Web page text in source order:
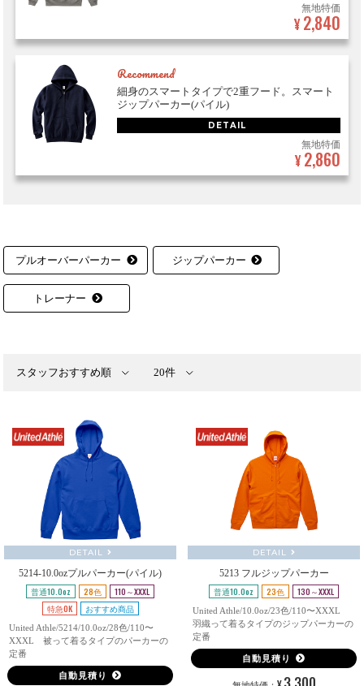
無地特価
¥ 2,840
Recommend
細身のスマートタイプで2重フード。スマート
ジップパーカー(パイル)
DETAIL
無地特価
¥ 2,860
プルオーバーパーカー ジップパーカー
トレーナー
DETAIL
5214-10.0ozプルパーカー(パイル)
普通10.0oz 28色
110～XXXL
特急OK
おすすめ商品
United Athle/5214/10.0oz/28色/110〜
XXXL 被って着るタイプのパーカーの
定番
自動見積り
DETAIL
5213 フルジップパーカー
普通10.0oz 23色 130～XXXL
United Athle/10.0oz/23色/110〜XXXL
羽織って着るタイプのジップパーカーの
定番
自動見積り